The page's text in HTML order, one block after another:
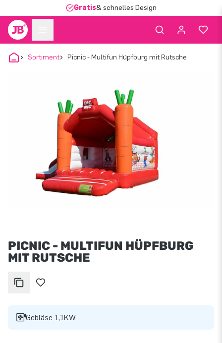
Gratis& schnelles Design
Sortiment Picnic - Multifun Hüpfburg mit Rutsche
PICNIC - MULTIFUN HÜPFBURG
MIT RUTSCHE
Gebläse 1,1KW